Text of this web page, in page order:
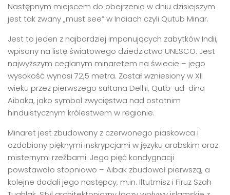
Następnym miejscem do obejrzenia w dniu dzisiejszym
jest tak zwany „must see” w Indiach czyli Qutub Minar.
Jest to jeden z najbardziej imponujących zabytków Indii,
wpisany na listę światowego dziedzictwa UNESCO. Jest
najwyższym ceglanym minaretem na świecie – jego
wysokość wynosi 72,5 metra. Został wzniesiony w XII
wieku przez pierwszego sułtana Delhi, Qutb-ud-dina
Aibaka, jako symbol zwycięstwa nad ostatnim
hinduistycznym królestwem w regionie.
Minaret jest zbudowany z czerwonego piaskowca i
ozdobiony pięknymi inskrypcjami w języku arabskim oraz
misternymi rzeźbami. Jego pięć kondygnacji
powstawało stopniowo – Aibak zbudował pierwszą, a
kolejne dodali jego następcy, m.in. Iltutmisz i Firuz Szah